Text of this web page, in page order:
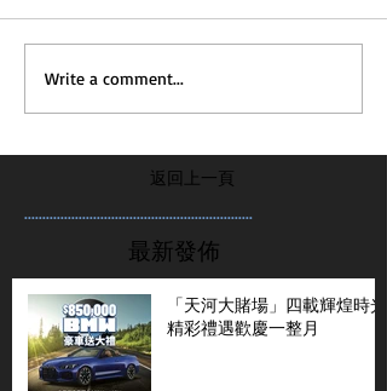
Write a comment...
返回上一頁
...............................................................
最新發佈
「天河大賭場」四載輝煌時光
精彩禮遇歡慶一整月